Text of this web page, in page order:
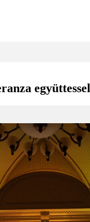
együttessel